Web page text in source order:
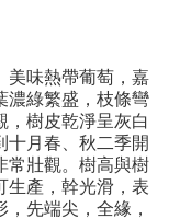
美味熱帶葡萄，嘉
濃綠繁盛，枝條彎
，樹皮乾淨呈灰白
十月春、秋二季開
常壯觀。樹高與樹
生產，幹光滑，表
先端尖，全緣，